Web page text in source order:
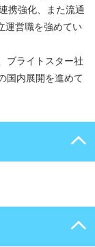
携強化、また流通
運営職を強めてい
ブライトスター社
国内展開を進めて